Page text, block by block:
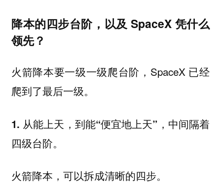
降本的四步台阶，以及 SpaceX 凭什么
领先？
火箭降本要一级一级爬台阶，SpaceX 已经
爬到了最后一级。
1. 从能上天，到能“便宜地上天”，中间隔着
四级台阶。
火箭降本，可以拆成清晰的四步。